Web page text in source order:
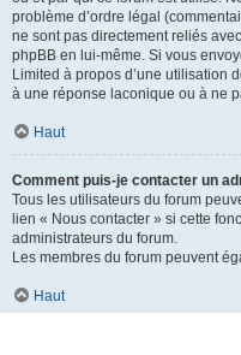
problème d’ordre légal
ne sont pas directement reliés
phpBB en lui-même. Si vous
Limited à propos d’une utilisation
à une réponse laconique ou à ne
Haut
Comment puis-je contacter un
Tous les utilisateurs du forum
lien « Nous contacter » si cette
administrateurs du forum.
Les membres du forum peuvent
Haut